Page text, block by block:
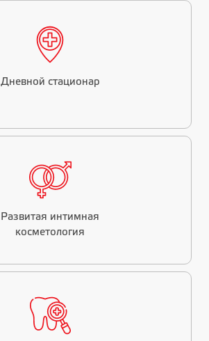
Дневной стационар
Развитая интимная
косметология